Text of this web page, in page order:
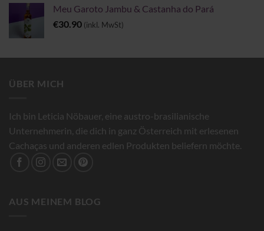
Meu Garoto Jambu & Castanha do Pará
€30.90 (inkl. MwSt)
ÜBER MICH
Ich bin Leticia Nöbauer, eine austro-brasilianische
Unternehmerin, die dich in ganz Österreich mit erlesenen
Cachaças und anderen edlen Produkten beliefern möchte.
AUS MEINEM BLOG